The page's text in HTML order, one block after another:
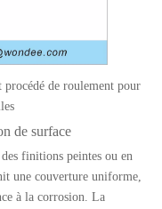
de roulement pour
de surface
finitions peintes ou en
une couverture uniforme,
à la corrosion. La